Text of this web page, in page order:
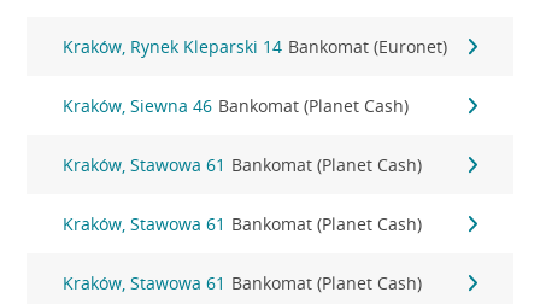
Kraków, Rynek Kleparski 14 Bankomat (Euronet)
Kraków, Siewna 46 Bankomat (Planet Cash)
Kraków, Stawowa 61 Bankomat (Planet Cash)
Kraków, Stawowa 61 Bankomat (Planet Cash)
Kraków, Stawowa 61 Bankomat (Planet Cash)